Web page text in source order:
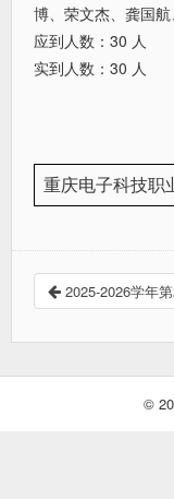
博、荣文杰、龚国
应到人数： 30 人
实到人数： 30 人
重庆电子科技职
2025-2026学年
©